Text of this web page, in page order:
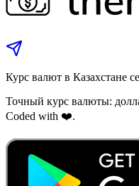
Курс валют в Казахстане
Точный курс валюты:
Coded with ❤️.